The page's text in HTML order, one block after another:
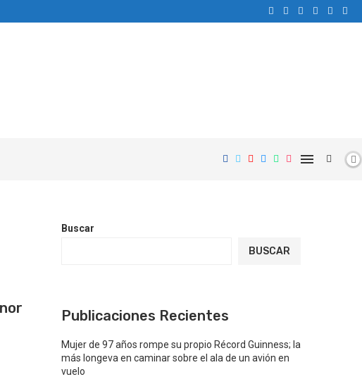
Buscar
BUSCAR
Publicaciones Recientes
Mujer de 97 años rompe su propio Récord Guinness; la
más longeva en caminar sobre el ala de un avión en
vuelo